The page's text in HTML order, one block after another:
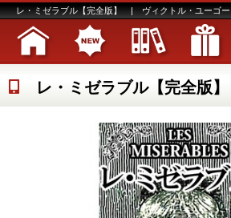
レ・ミゼラブル【完全版】 | ヴィクトル・ユーゴー
レ・ミゼラブル【完全版】